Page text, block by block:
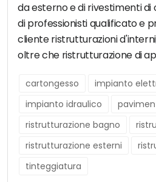
da esterno e di rivestimenti di
di professionisti qualificato e
cliente ristrutturazioni
oltre che ristrutturazione di
cartongesso
impianto
impianto idraulico
ristrutturazione bagno
ristrutturazione esterni
tinteggiatura